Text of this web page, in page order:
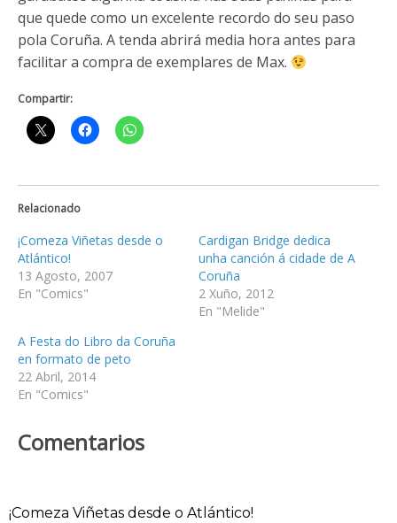
que quede como un excelente recordo do seu paso
pola Coruña. A tenda abrirá media hora antes para
facilitar a compra de exemplares de Max.
Compartir:
Relacionado
¡Comeza Viñetas desde o
Atlántico!
13 Agosto, 2007
En "Comics"
Cardigan Bridge dedica
unha canción á cidade de A
Coruña
2 Xuño, 2012
En "Melide"
A Festa do Libro da Coruña
en formato de peto
22 Abril, 2014
En "Comics"
Comentarios
¡Comeza Viñetas desde o Atlántico!